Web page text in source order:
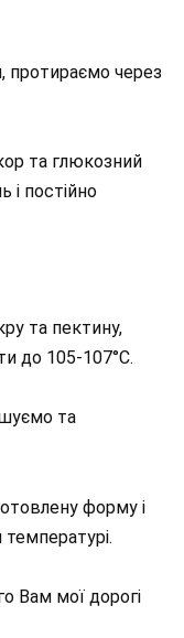
через
та глюкозний
і постійно
та пектину,
до 105-107°С.⠀
та
форму і
Вам мої дорогі